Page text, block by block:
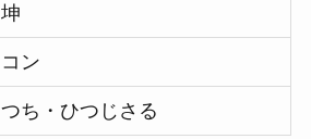
坤
コン
つち・ひつじさる